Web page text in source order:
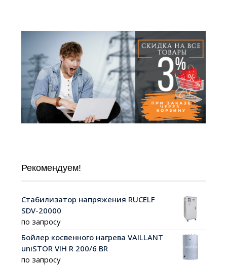
Рекомендуем!
Стабилизатор напряжения RUCELF
SDV-20000
по запросу
Бойлер косвенного нагрева VAILLANT
uniSTOR VIH R 200/6 ВR
по запросу